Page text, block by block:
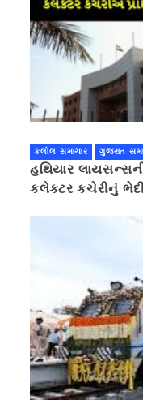
કલોલ સમાચાર ગુજરાત
હથિયાર
કલેક્ટર કચેરીનું